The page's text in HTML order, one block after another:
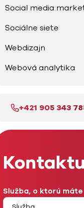
Social media
Sociálne siete
Webdizajn
Webová analytika
+421 905 343
Služba, o ktorú